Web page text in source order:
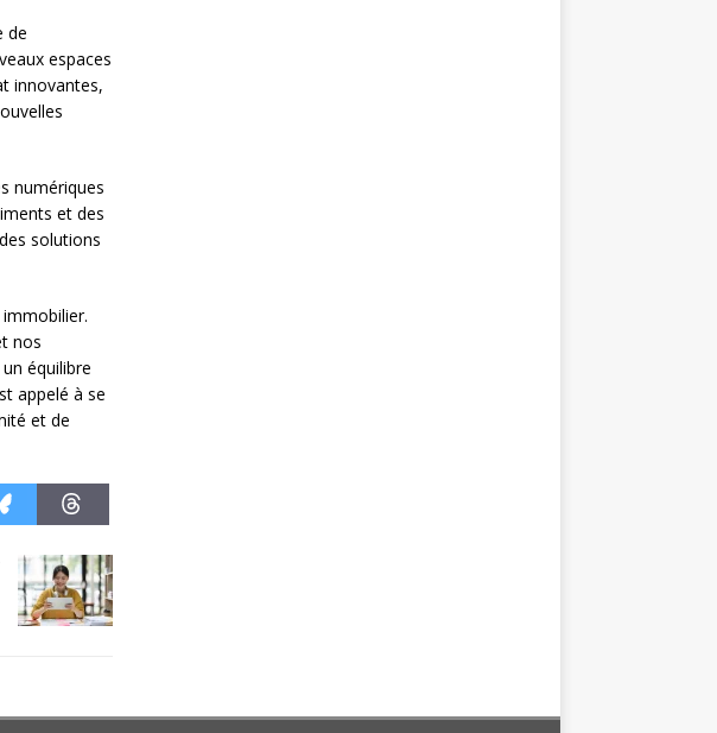
de
espaces
innovantes,
numériques
et des
solutions
nos
équilibre
appelé à se
et de